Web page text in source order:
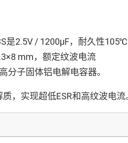
是2.5V / 1200µF，耐久性105℃
mm，额定纹波电流
分子固体铝电解电容器。
，实现超低ESR和高纹波电流